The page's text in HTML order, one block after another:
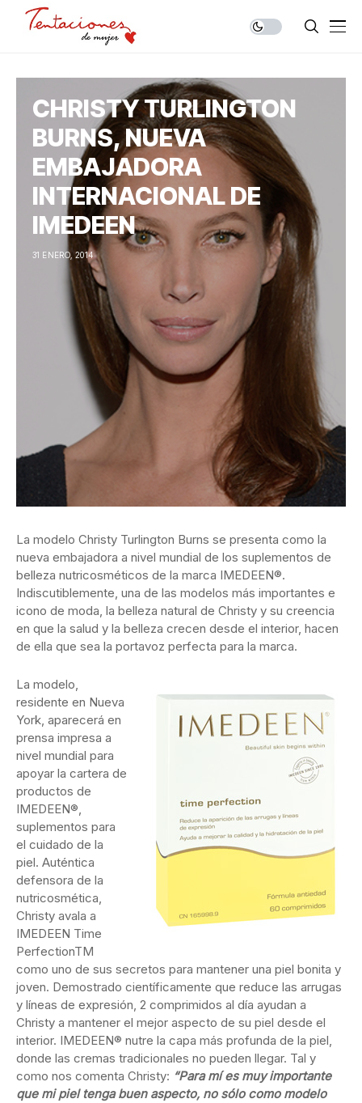
CHRISTY TURLINGTON
BURNS, NUEVA
EMBAJADORA
INTERNACIONAL DE
IMEDEEN
31 ENERO, 2014
La modelo Christy Turlington Burns se presenta como la
nueva embajadora a nivel mundial de los suplementos de
belleza nutricosméticos de la marca IMEDEEN®.
Indiscutiblemente, una de las modelos más importantes e
icono de moda, la belleza natural de Christy y su creencia
en que la salud y la belleza crecen desde el interior, hacen
de ella que sea la portavoz perfecta para la marca.
La modelo,
residente en Nueva
York, aparecerá en
prensa impresa a
nivel mundial para
apoyar la cartera de
productos de
IMEDEEN®,
suplementos para
el cuidado de la
piel. Auténtica
defensora de la
nutricosmética,
Christy avala a
IMEDEEN Time
PerfectionTM
como uno de sus secretos para mantener una piel bonita y
joven. Demostrado científicamente que reduce las arrugas
y líneas de expresión, 2 comprimidos al día ayudan a
Christy a mantener el mejor aspecto de su piel desde el
interior. IMEDEEN® nutre la capa más profunda de la piel,
donde las cremas tradicionales no pueden llegar. Tal y
como nos comenta Christy: “Para mí es muy importante
que mi piel tenga buen aspecto, no sólo como modelo